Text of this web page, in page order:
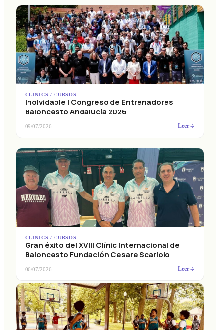
CLINICS / CURSOS
Inolvidable I Congreso de Entrenadores
Baloncesto Andalucía 2026
09/07/2026 Leer
CLINICS / CURSOS
Gran éxito del XVIII Clínic Internacional de
Baloncesto Fundación Cesare Scariolo
06/07/2026 Leer